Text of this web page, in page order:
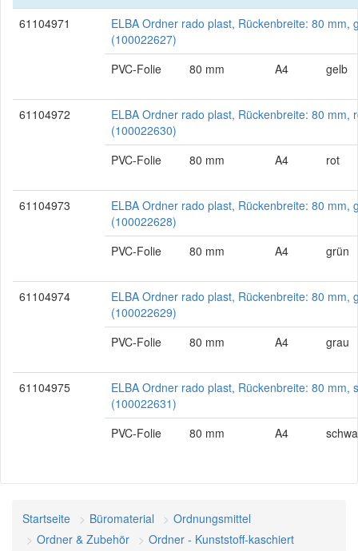
61104971
ELBA Ordner rado plast, Rückenbreite: 80 mm,
(100022627)
PVC-Folie
80 mm A4 gelb
61104972
ELBA Ordner rado plast, Rückenbreite: 80 mm,
(100022630)
PVC-Folie
80 mm A4 rot
61104973
ELBA Ordner rado plast, Rückenbreite: 80 mm,
(100022628)
PVC-Folie
80 mm A4 grün
61104974
ELBA Ordner rado plast, Rückenbreite: 80 mm,
(100022629)
PVC-Folie
80 mm A4 grau
61104975
ELBA Ordner rado plast, Rückenbreite: 80 mm,
(100022631)
PVC-Folie
80 mm A4
Startseite Büromaterial
Ordnungsmittel
Ordner & Zubehör
Ordner - Kunststoff-kaschiert